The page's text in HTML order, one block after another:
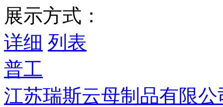
展示方式：
详细 列表
普工
江苏瑞斯云母制品有限公